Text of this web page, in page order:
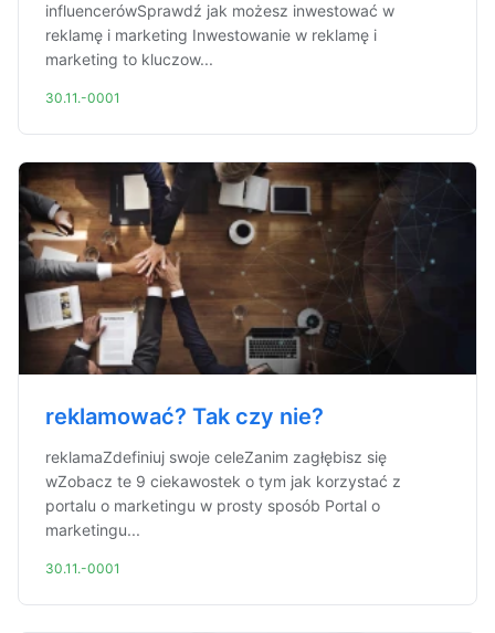
influencerówSprawdź jak możesz inwestować w
reklamę i marketing Inwestowanie w reklamę i
marketing to kluczow...
30.11.-0001
reklamować? Tak czy nie?
reklamaZdefiniuj swoje celeZanim zagłębisz się
wZobacz te 9 ciekawostek o tym jak korzystać z
portalu o marketingu w prosty sposób Portal o
marketingu...
30.11.-0001